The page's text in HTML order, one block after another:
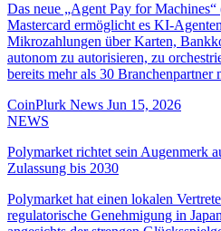
Das neue „Agent Pay for
Mastercard ermöglicht es KI-
Mikrozahlungen über Karten,
autonom zu autorisieren, zu
bereits mehr als 30 Branchenpartner
CoinPlurk News Jun 15, 2026
NEWS
Polymarket richtet sein Augenmerk
Zulassung bis 2030
Polymarket hat einen lokalen
regulatorische Genehmigung in